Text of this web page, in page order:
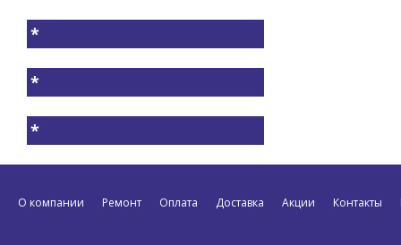
*
*
*
О компании Ремонт Оплата Доставка Акции Контакты